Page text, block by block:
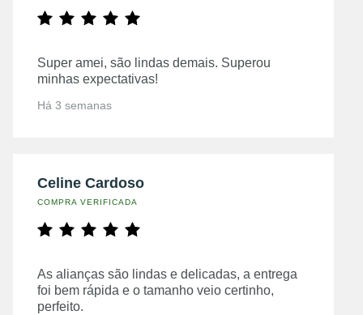
Super amei, são lindas demais. Superou
minhas expectativas!
Há 3 semanas
Celine Cardoso
COMPRA VERIFICADA
As alianças são lindas e delicadas, a entrega
foi bem rápida e o tamanho veio certinho,
perfeito.